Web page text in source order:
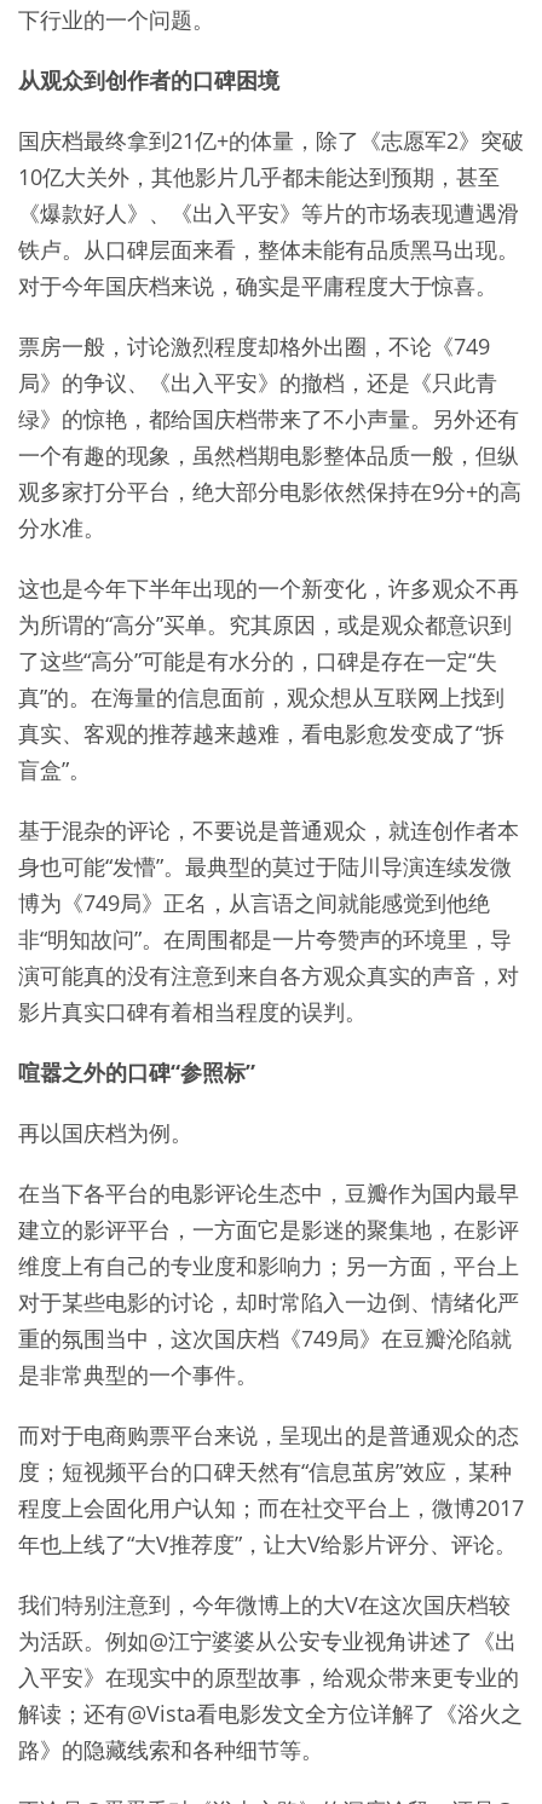
下行业的一个问题。
从观众到创作者的口碑困境
国庆档最终拿到21亿+的体量，除了《志愿军2》突破
10亿大关外，其他影片几乎都未能达到预期，甚至
《爆款好人》、《出入平安》等片的市场表现遭遇滑
铁卢。从口碑层面来看，整体未能有品质黑马出现。
对于今年国庆档来说，确实是平庸程度大于惊喜。
票房一般，讨论激烈程度却格外出圈，不论《749
局》的争议、《出入平安》的撤档，还是《只此青
绿》的惊艳，都给国庆档带来了不小声量。另外还有
一个有趣的现象，虽然档期电影整体品质一般，但纵
观多家打分平台，绝大部分电影依然保持在9分+的高
分水准。
这也是今年下半年出现的一个新变化，许多观众不再
为所谓的“高分”买单。究其原因，或是观众都意识到
了这些“高分”可能是有水分的，口碑是存在一定“失
真”的。在海量的信息面前，观众想从互联网上找到
真实、客观的推荐越来越难，看电影愈发变成了“拆
盲盒”。
基于混杂的评论，不要说是普通观众，就连创作者本
身也可能“发懵”。最典型的莫过于陆川导演连续发微
博为《749局》正名，从言语之间就能感觉到他绝
非“明知故问”。在周围都是一片夸赞声的环境里，导
演可能真的没有注意到来自各方观众真实的声音，对
影片真实口碑有着相当程度的误判。
喧嚣之外的口碑“参照标”
再以国庆档为例。
在当下各平台的电影评论生态中，豆瓣作为国内最早
建立的影评平台，一方面它是影迷的聚集地，在影评
维度上有自己的专业度和影响力；另一方面，平台上
对于某些电影的讨论，却时常陷入一边倒、情绪化严
重的氛围当中，这次国庆档《749局》在豆瓣沦陷就
是非常典型的一个事件。
而对于电商购票平台来说，呈现出的是普通观众的态
度；短视频平台的口碑天然有“信息茧房”效应，某种
程度上会固化用户认知；而在社交平台上，微博2017
年也上线了“大V推荐度”，让大V给影片评分、评论。
我们特别注意到，今年微博上的大V在这次国庆档较
为活跃。例如@江宁婆婆从公安专业视角讲述了《出
入平安》在现实中的原型故事，给观众带来更专业的
解读；还有@Vista看电影发文全方位详解了《浴火之
路》的隐藏线索和各种细节等。